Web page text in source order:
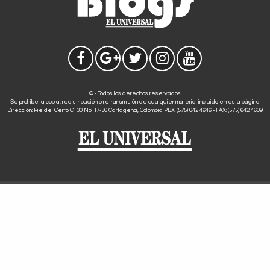
© - Todos los derechos reservados.
Se prohíbe la copia, redistribución o retransmisión de cualquier material incluido en esta página.
Dirección: Pie del Cerro Cl. 30 No. 17-36 Cartagena, Colombia PBX: (575) 642 4646 - FAX: (575) 642 4609